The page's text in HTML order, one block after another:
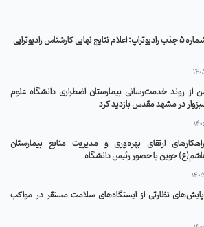
نهایی کارشناس رادیوتراپی
از روند خدمت‌رسانی بیمارستان اضطراری دانشگاه علوم
در مشهد مقدس بازدید کرد
ارتقای بهره‌وری و مدیریت منابع بیمارستان
جوین با حضور رئیس دانشگاه
پایش‌های نظارتی از ایستگاه‌های سلامت مستقر در مواکب